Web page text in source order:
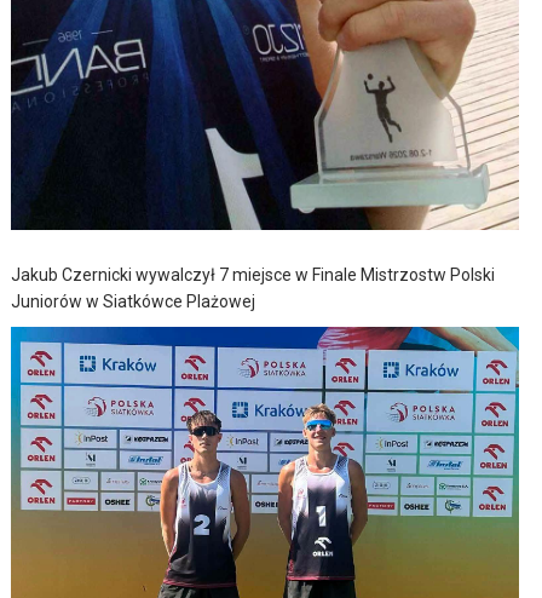
Jakub Czernicki wywalczył 7 miejsce w Finale Mistrzostw Polski
Juniorów w Siatkówce Plażowej